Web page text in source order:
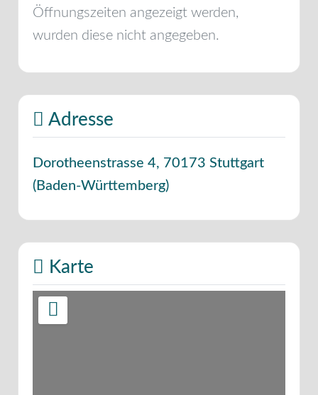
Öffnungszeiten angezeigt werden,
wurden diese nicht angegeben.
Adresse
Dorotheenstrasse 4, 70173 Stuttgart
(Baden-Württemberg)
Karte